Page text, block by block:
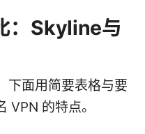
：Skyline与
下面用简要表格与要
VPN 的特点。